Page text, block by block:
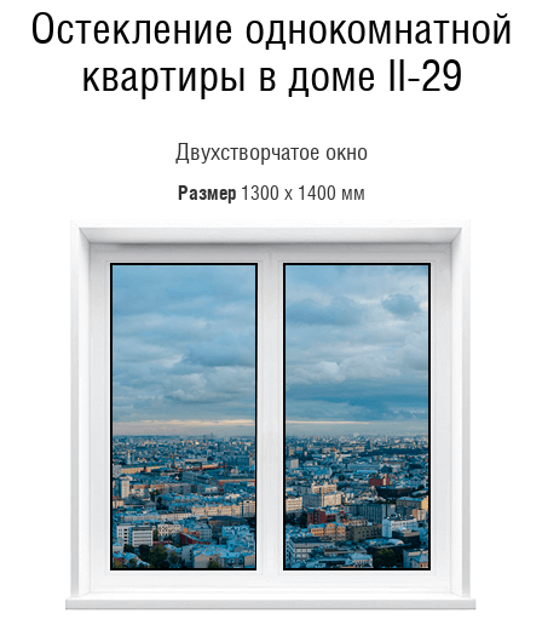
Остекление однокомнатной
квартиры в доме II-29
Двухстворчатое окно
Размер1300 х 1400 мм